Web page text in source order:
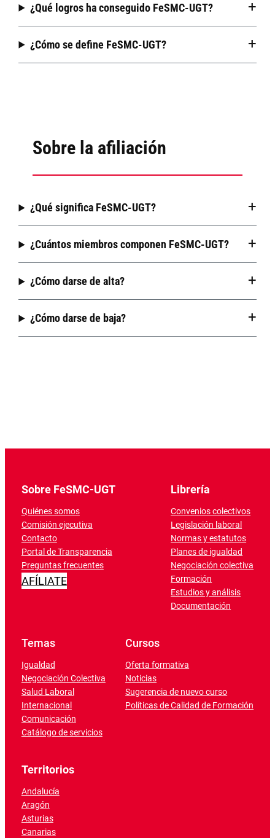
¿Qué logros ha conseguido FeSMC-UGT?
¿Cómo se define FeSMC-UGT?
Sobre la afiliación
¿Qué significa FeSMC-UGT?
¿Cuántos miembros componen FeSMC-UGT?
¿Cómo darse de alta?
¿Cómo darse de baja?
Sobre FeSMC-UGT
Quiénes somos
Comisión ejecutiva
Contacto
Portal de Transparencia
Preguntas frecuentes
AFÍLIATE
Librería
Convenios colectivos
Legislación laboral
Normas y estatutos
Planes de igualdad
Negociación colectiva
Formación
Estudios y análisis
Documentación
Temas
Igualdad
Negociación Colectiva
Salud Laboral
Internacional
Comunicación
Catálogo de servicios
Cursos
Oferta formativa
Noticias
Sugerencia de nuevo curso
Políticas de Calidad de Formación
Territorios
Andalucía
Aragón
Asturias
Canarias